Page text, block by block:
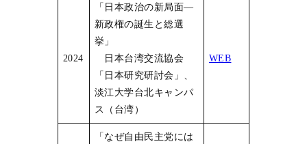
2024
「日本政治の新局面―
新政権の誕生と総選
挙」
日本台湾交流協会
「日本研究研討会」、
淡江大学台北キャンパ
ス（台湾）
WEB
「なぜ自由民主党には